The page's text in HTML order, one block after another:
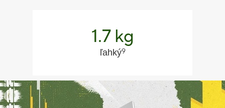
1.7 kg
ľahký9